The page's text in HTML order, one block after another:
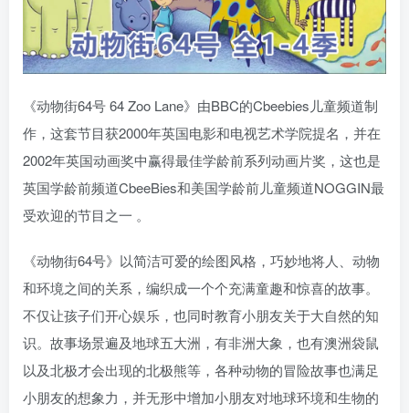
《动物街64号 64 Zoo Lane》由BBC的Cbeebies儿童频道制
作，这套节目获2000年英国电影和电视艺术学院提名，并在
2002年英国动画奖中赢得最佳学龄前系列动画片奖，这也是
英国学龄前频道CbeeBies和美国学龄前儿童频道NOGGIN最
受欢迎的节目之一 。
《动物街64号》以简洁可爱的绘图风格，巧妙地将人、动物
和环境之间的关系，编织成一个个充满童趣和惊喜的故事。
不仅让孩子们开心娱乐，也同时教育小朋友关于大自然的知
识。故事场景遍及地球五大洲，有非洲大象，也有澳洲袋鼠
以及北极才会出现的北极熊等，各种动物的冒险故事也满足
小朋友的想象力，并无形中增加小朋友对地球环境和生物的